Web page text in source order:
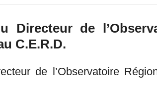
Directeur de
C.E.R.D.
de l’Observatoire